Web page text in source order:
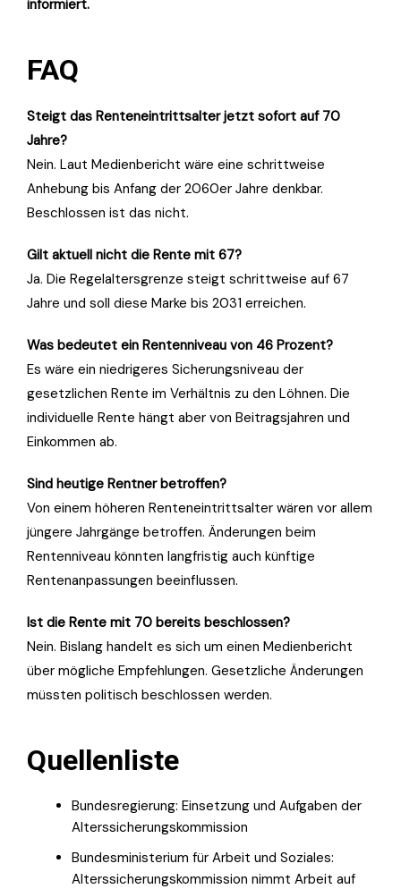
informiert.
FAQ
Steigt das Renteneintrittsalter jetzt sofort auf 70
Jahre?
Nein. Laut Medienbericht wäre eine schrittweise
Anhebung bis Anfang der 2060er Jahre denkbar.
Beschlossen ist das nicht.
Gilt aktuell nicht die Rente mit 67?
Ja. Die Regelaltersgrenze steigt schrittweise auf 67
Jahre und soll diese Marke bis 2031 erreichen.
Was bedeutet ein Rentenniveau von 46 Prozent?
Es wäre ein niedrigeres Sicherungsniveau der
gesetzlichen Rente im Verhältnis zu den Löhnen. Die
individuelle Rente hängt aber von Beitragsjahren und
Einkommen ab.
Sind heutige Rentner betroffen?
Von einem höheren Renteneintrittsalter wären vor allem
jüngere Jahrgänge betroffen. Änderungen beim
Rentenniveau könnten langfristig auch künftige
Rentenanpassungen beeinflussen.
Ist die Rente mit 70 bereits beschlossen?
Nein. Bislang handelt es sich um einen Medienbericht
über mögliche Empfehlungen. Gesetzliche Änderungen
müssten politisch beschlossen werden.
Quellenliste
Bundesregierung: Einsetzung und Aufgaben der
Alterssicherungskommission
Bundesministerium für Arbeit und Soziales:
Alterssicherungskommission nimmt Arbeit auf